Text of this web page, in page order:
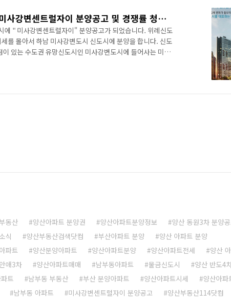
하남미시강변도시에 위치한 미사강변센트럴자이 분양공고 및 경쟁률 청약안내 모델하우스
" 미사강변센트럴자이" 분양공고가 되었습니다. 위례신도
를 몰아서 하남 미사강변도시 신도시에 분양을 합니다. 신도
있는 수도권 유망신도시인 미사강변도시에 들어사는 미사
이동할 수 있는 역세권 지역입니다. 미사강변센트럴 자이의
액 / 계약일정 및 장소 분양대금 납부계좌 및 납부방법 / 계
동산 양산아파트 분양권 양산아파트분양정보
양산 동원3차 분양
식
양산부동산검색닷컴 부산아파트 분양
양산 아파트 분양
파트
양산분양아파트 양산아파트분양 양산아파트전세
양산
애3차
양산아파트매매 남부동아파트 물금신도시
양산 반도4
트
남부동 부동산 부산 분양아파트 양산아파트시세
양산아파
남부동 아파트 미사강변센트럴자이 분양공고 양산부동산114닷컴